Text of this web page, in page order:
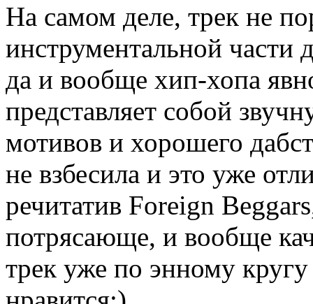
На самом деле, трек не
инструментальной части
да и вообще хип-хопа
представляет собой
мотивов и хорошего
не взбесила и это уже
речитатив Foreign
потрясающе, и вообще
трек уже по энному